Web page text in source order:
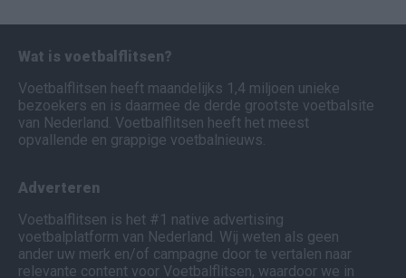
Wat is voetbalflitsen?
Voetbalflitsen heeft maandelijks 1,4 miljoen unieke
bezoekers en is daarmee de derde grootste voetbalsite
van Nederland. Voetbalflitsen heeft het meest
opvallende en grappige voetbalnieuws.
Adverteren
Voetbalflitsen is het #1 native advertising
voetbalplatform van Nederland. Wij weten als geen
ander uw merk en/of campagne door te vertalen naar
relevante content voor Voetbalflitsen, waardoor we in